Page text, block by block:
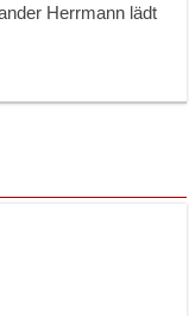
Herrmann lädt